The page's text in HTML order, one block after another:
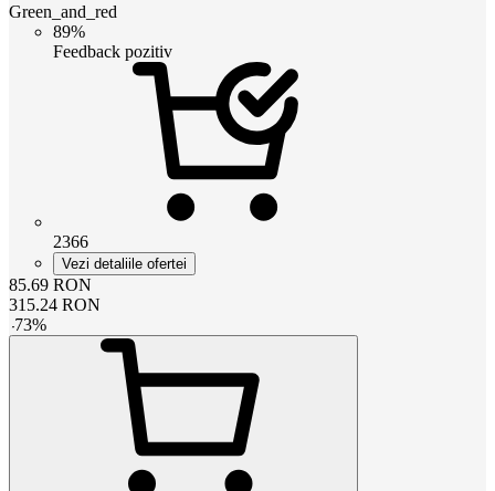
Green_and_red
89%
Feedback pozitiv
2366
Vezi detaliile ofertei
85.69 RON
315.24 RON
-73%